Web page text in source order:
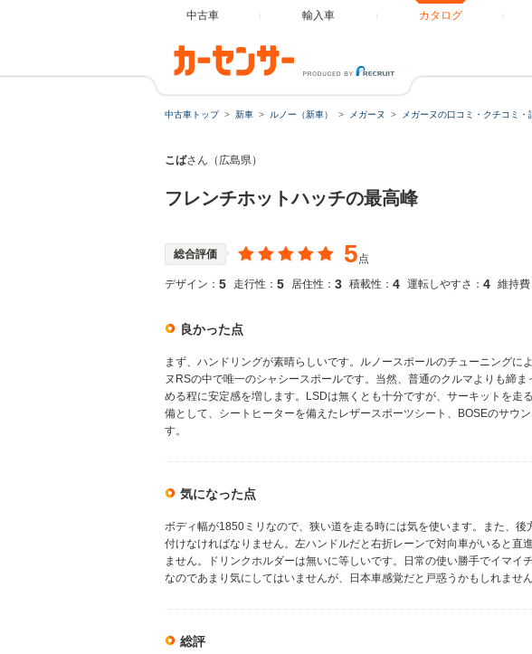
中古車 輸入車 カタログ
中古車トップ 新車 ルノー（新車） メガーヌ メガーヌの口コミ・クチコミ・
こばさん（広島県）
フレンチホットハッチの最高峰
総合評価 5点
デザイン： 5 走行性： 5 居住性： 3 積載性： 4 運転しやすさ： 4 維持費
良かった点
まず、ハンドリングが素晴らしいです。ルノースポールのチューニングに
ヌRSの中で唯一のシャシースポールです。当然、普通のクルマよりも締
める程に安定感を増します。LSDは無くとも十分ですが、サーキットを走
備として、シートヒーターを備えたレザースポーツシート、BOSEのサウ
す。
気になった点
ボディ幅が1850ミリなので、狭い道を走る時には気を使います。また、
付けなければなりません。左ハンドルだと右折レーンで対向車がいると直
ません。ドリンクホルダーは無いに等しいです。日常の使い勝手でイマ
なのであまり気にしてはいませんが、日本車感覚だと戸惑うかもしれません
総評